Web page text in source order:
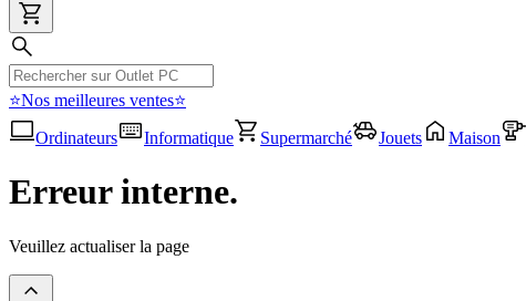
⭐Nos meilleures ventes⭐
Ordinateurs
Informatique Supermarché Jouets Maison
Erreur interne.
Veuillez actualiser la page